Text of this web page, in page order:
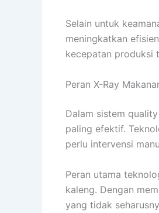
Selain untuk
meningkatkan
kecepatan produksi
Peran X-Ray
Dalam sistem
paling efektif.
perlu intervensi
Peran utama
kaleng. Dengan
yang tidak